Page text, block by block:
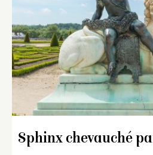
Sphinx chevauché